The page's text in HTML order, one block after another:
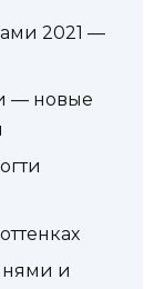
2021 —
— новые
и